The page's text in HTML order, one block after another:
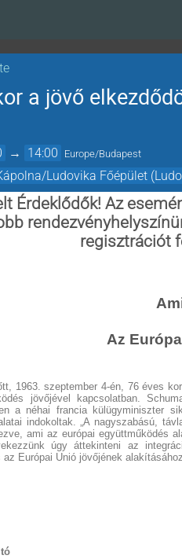
a jövő
→ 14:00 Europe/Budapest
Ludovika Főépület
Érdeklődők! Az
regisztrációt
Az
1963. szeptember 4-én, 76 éves
jövőjével kapcsolatban.
a néhai francia külügyminiszter
indokoltak. „A nagyszabású,
ami az európai együttműködés
úgy áttekinteni az
Európai Unió jövőjének